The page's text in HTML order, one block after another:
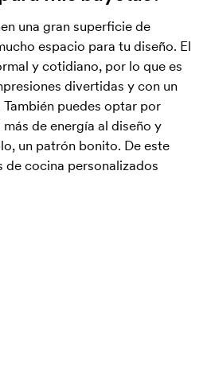
una gran superficie de
espacio para tu diseño. El
y cotidiano, por lo que es
divertidas y con un
puedes optar por
de energía al diseño y
un patrón bonito. De este
de cocina personalizados